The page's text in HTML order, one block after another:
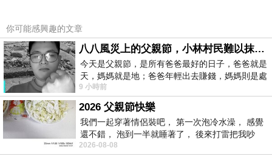
上一篇：柬埔寨事件，180º改變（證人）
下一篇：柬埔寨事件，180º改變（Copilot）
你可能感興趣的文章
八八風災上的父親節，小林村民難以抹滅的痛
今天是父親節，是所有爸爸最好的日子，爸爸就是
天，媽媽就是地；爸爸年輕出去賺錢，媽媽則是處
理家務，職業不分高低貴賤，只有人品才
9 小時前
2026 父親節快樂
我們一起穿著情侶裝吧， 第一次泡冷水澡， 感覺
還不錯， 泡到一半就睡著了， 後來打雷把我吵
醒， 手
2026-08-08